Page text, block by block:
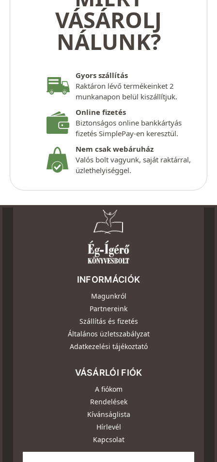
VÁSÁROLJ
NÁLUNK?
Gyors szállítás
Raktáron lévő termékeinket 2
munkanapon belül kiszállítjuk.
Online fizetés
Biztonságos online bankkártyás
fizetés SimplePay-en keresztül.
Nem csak webáruház
Valós bolt vagyunk, saját raktárral,
üzlethelyiséggel.
INFORMÁCIÓK
Magunkról
Partnereink
Szállítás és fizetés
Általános üzletszabályzat
Adatkezelési tájékoztató
VÁSÁRLÓI FIÓK
A fiókom
Rendelések
Kívánságlista
Hírlevél
Kapcsolat